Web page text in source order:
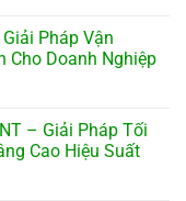
Pháp Vận
Cho Doanh Nghiệp
– Giải Pháp Tối
Cao Hiệu Suất